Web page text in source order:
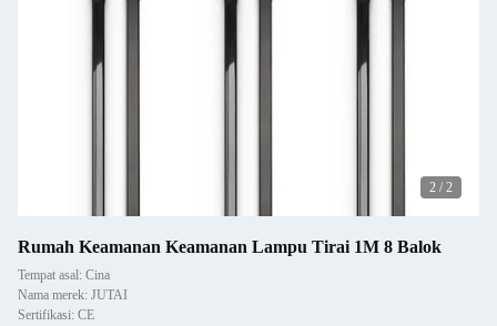
2 / 2
Rumah Keamanan Keamanan Lampu Tirai 1M 8 Balok
Tempat asal: Cina
Nama merek: JUTAI
Sertifikasi: CE